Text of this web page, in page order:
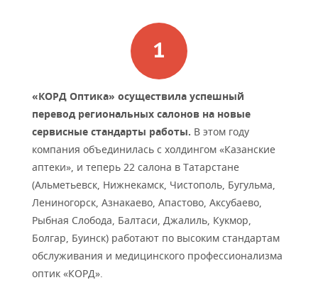
ВОДНЫЕ ВИДЫ СПОРТА
«КОРД Оптика» осуществила успешный
перевод региональных салонов на новые
сервисные стандарты работы. В этом году
компания объединилась с холдингом «Казанские
аптеки», и теперь 22 салона в Татарстане
(Альметьевск, Нижнекамск, Чистополь, Бугульма,
Лениногорск, Азнакаево, Апастово, Аксубаево,
Рыбная Слобода, Балтаси, Джалиль, Кукмор,
Болгар, Буинск) работают по высоким стандартам
обслуживания и медицинского профессионализма
оптик «КОРД».